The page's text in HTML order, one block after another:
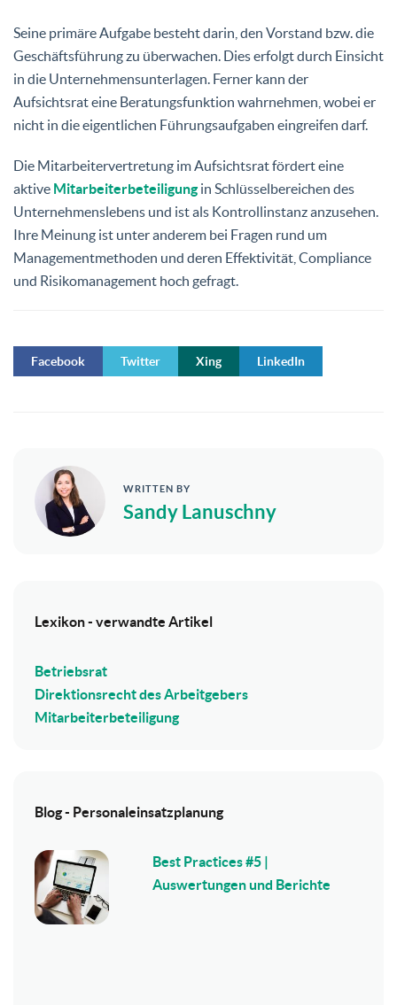
Seine primäre Aufgabe besteht darin, den Vorstand bzw. die
Geschäftsführung zu überwachen. Dies erfolgt durch Einsicht
in die Unternehmensunterlagen. Ferner kann der
Aufsichtsrat eine Beratungsfunktion wahrnehmen, wobei er
nicht in die eigentlichen Führungsaufgaben eingreifen darf.
Die Mitarbeitervertretung im Aufsichtsrat fördert eine
aktive Mitarbeiterbeteiligungin Schlüsselbereichen des
Unternehmenslebens und ist als Kontrollinstanz anzusehen.
Ihre Meinung ist unter anderem bei Fragen rund um
Managementmethoden und deren Effektivität, Compliance
und Risikomanagement hoch gefragt.
Facebook Twitter Xing LinkedIn
WRITTEN BY
Sandy Lanuschny
Lexikon - verwandte Artikel
Betriebsrat
Direktionsrecht des Arbeitgebers
Mitarbeiterbeteiligung
Blog - Personaleinsatzplanung
Best Practices #5 |
Auswertungen und Berichte